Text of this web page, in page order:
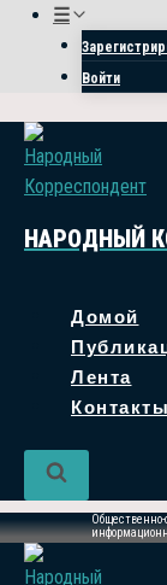
Перейти
содержимому
☰
Войти
НАРОДНЫЙ
Домой
Лента
Контакты
Общественно-